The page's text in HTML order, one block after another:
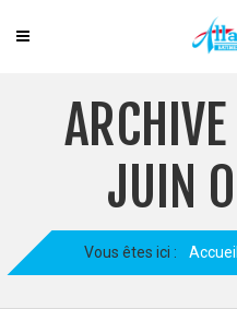
JUIN
Vous êtes ici : Accueil